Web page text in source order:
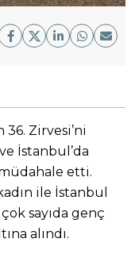
36. Zirvesi’ni
İstanbul’da
etti.
ile İstanbul
sayıda genç
alındı.